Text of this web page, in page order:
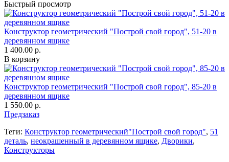
Быстрый просмотр
Конструктор геометрический "Построй свой город", 51-20 в
деревянном ящике
1 400.00 р.
В корзину
Конструктор геометрический "Построй свой город", 85-20 в
деревянном ящике
1 550.00 р.
Предзаказ
Теги: Конструктор геометрический"Построй свой город", 51
деталь, неокрашенный в деревянном ящике, Дворики,
Конструкторы